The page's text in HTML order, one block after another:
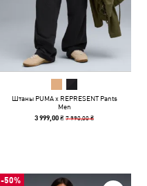
Штаны PUMA x REPRESENT Pants
Men
3 999,00 ₴7 990,00 ₴
-50%